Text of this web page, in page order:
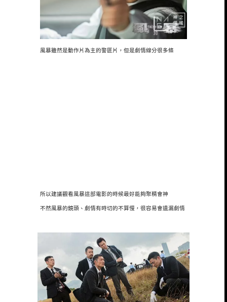
風暴雖然是動作片為主的警匪片，但是劇情線分很多條
所以建議觀看風暴這部電影的時候最好能夠聚精會神
不然風暴的鏡頭、劇情有時切的不算慢，很容易會遺漏劇情